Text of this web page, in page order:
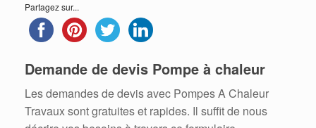
Partagez sur...
Demande de devis Pompe à chaleur
Les demandes de devis avec Pompes A Chaleur
Travaux sont gratuites et rapides. Il suffit de nous